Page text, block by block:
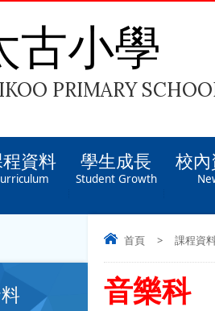
古小學
PRIMARY
資料 學生成長
Student Growth
校
首頁 > 課程資
音樂科